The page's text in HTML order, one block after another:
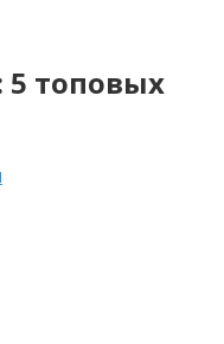
топовых